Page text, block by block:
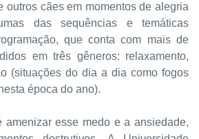
outros cães em momentos de alegria
das sequências e temáticas
que conta com mais de
em três gêneros: relaxamento,
(situações do dia a dia como fogos
época do ano).
amenizar esse medo e a ansiedade,